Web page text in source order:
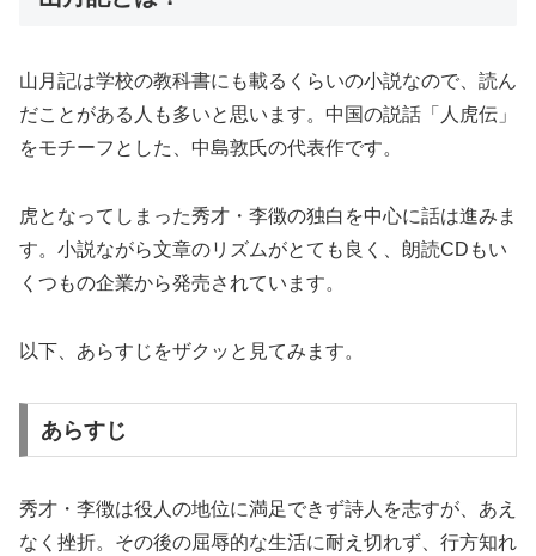
山月記は学校の教科書にも載るくらいの小説なので、読ん
だことがある人も多いと思います。中国の説話「人虎伝」
をモチーフとした、中島敦氏の代表作です。
虎となってしまった秀才・李徴の独白を中心に話は進みま
す。小説ながら文章のリズムがとても良く、朗読CDもい
くつもの企業から発売されています。
以下、あらすじをザクッと見てみます。
あらすじ
秀才・李徴は役人の地位に満足できず詩人を志すが、あえ
なく挫折。その後の屈辱的な生活に耐え切れず、行方知れ